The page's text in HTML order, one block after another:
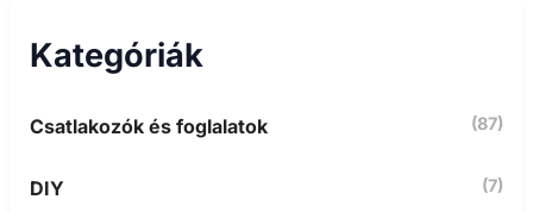
a
v
k
Kategóriák
Csatlakozók és foglalatok (87)
DIY (7)